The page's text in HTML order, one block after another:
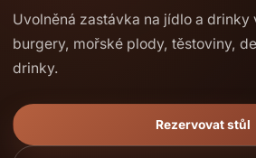
Uvolněná zastávka na jídlo a drinky
burgery, mořské plody, těstoviny,
drinky.
Rezervovat stůl